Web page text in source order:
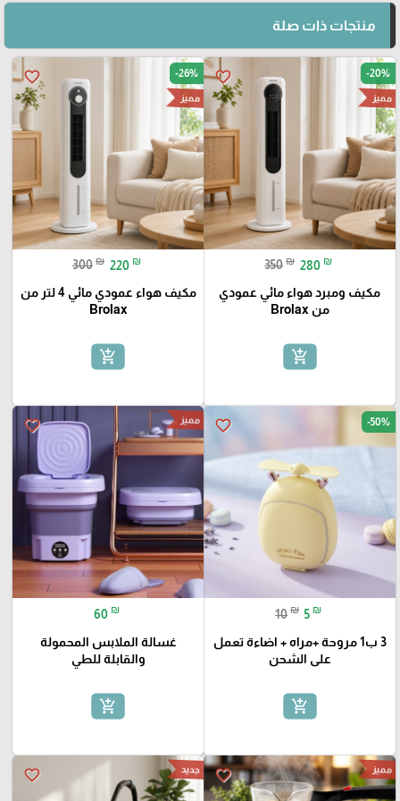
منتجات ذات صلة
favorite_border -20%
مميز
350 ₪ 280 ₪
مكيف ومبرد هواء مائي عمودي
من Brolax
add_shopping_cart
favorite_border -26%
مميز
300 ₪ 220 ₪
مكيف هواء عمودي مائي 4 لتر من
Brolax
add_shopping_cart
favorite_border -50%
10 ₪ 5 ₪
3 ب1 مروحة +مراه + اضاءة تعمل
على الشحن
add_shopping_cart
favorite_border مميز
60 ₪
غسالة الملابس المحمولة
والقابلة للطي
add_shopping_cart
favorite_border مميز favorite_border جديد